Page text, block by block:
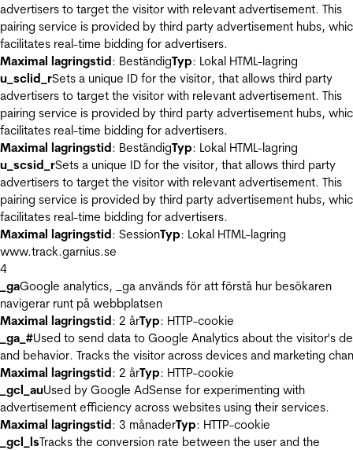
advertisers to target the visitor with relevant advertisement. This
pairing service is provided by third party advertisement hubs,
facilitates real-time bidding for advertisers.
Maximal lagringstid: BeständigTyp: Lokal HTML-lagring
u_sclid_rSets a unique ID for the visitor, that allows third party
advertisers to target the visitor with relevant advertisement. This
pairing service is provided by third party advertisement hubs,
facilitates real-time bidding for advertisers.
Maximal lagringstid: BeständigTyp: Lokal HTML-lagring
u_scsid_rSets a unique ID for the visitor, that allows third party
advertisers to target the visitor with relevant advertisement. This
pairing service is provided by third party advertisement hubs,
facilitates real-time bidding for advertisers.
Maximal lagringstid: SessionTyp: Lokal HTML-lagring
www.track.garnius.se
4
_gaGoogle analytics, _ga används för att förstå hur besökaren
navigerar runt på webbplatsen
Maximal lagringstid: 2 årTyp: HTTP-cookie
_ga_#Used to send data to Google Analytics about the visitor's
and behavior. Tracks the visitor across devices and marketing
Maximal lagringstid: 2 årTyp: HTTP-cookie
_gcl_auUsed by Google AdSense for experimenting with
advertisement efficiency across websites using their services.
Maximal lagringstid: 3 månaderTyp: HTTP-cookie
_gcl_lsTracks the conversion rate between the user and the